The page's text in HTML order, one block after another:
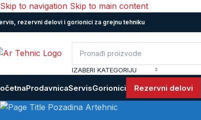
Skip to navigation Skip to main content
rezervni delovi i gorionici za grejnu tehniku
IZABERI KATEGORIJU
ProdavnicaServisGorionici Rezervni delovi